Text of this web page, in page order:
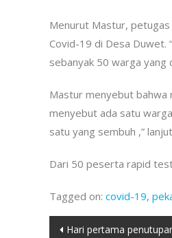
Menurut Mastur,
Covid-19 di Desa Duwet.
sebanyak 50 warga yang
Mastur menyebut bahwa
menyebut ada satu
satu yang sembuh ,”
Dari 50 peserta rapid
Tagged on: covid-19,
Post
Hari pertama